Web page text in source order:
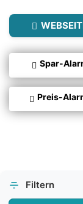
Spar-
Preis-
Filtern